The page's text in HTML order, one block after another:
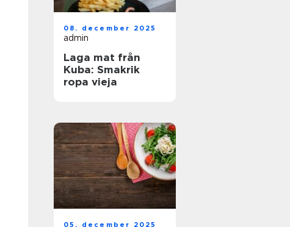
08. december 2025
admin
Laga mat från
Kuba: Smakrik
ropa vieja
05. december 2025